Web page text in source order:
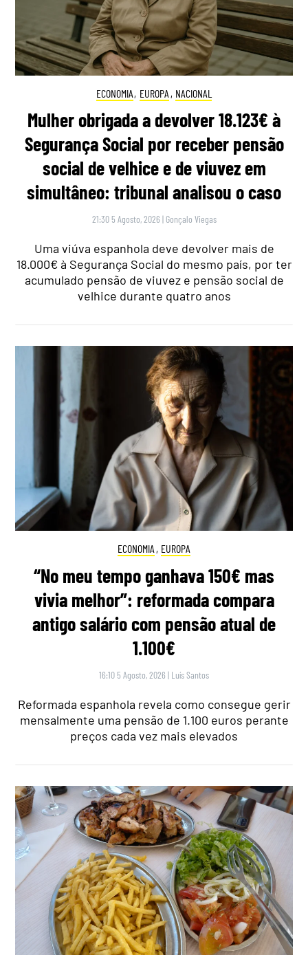
ECONOMIA, EUROPA , NACIONAL
Mulher obrigada a devolver 18.123€ à
Segurança Social por receber pensão
social de velhice e de viuvez em
simultâneo: tribunal analisou o caso
21:30 5 Agosto, 2026 | Gonçalo Viegas
Uma viúva espanhola deve devolver mais de
18.000€ à Segurança Social do mesmo país, por ter
acumulado pensão de viuvez e pensão social de
velhice durante quatro anos
ECONOMIA , EUROPA
“No meu tempo ganhava 150€ mas
vivia melhor”: reformada compara
antigo salário com pensão atual de
1.100€
16:10 5 Agosto, 2026 | Luís Santos
Reformada espanhola revela como consegue gerir
mensalmente uma pensão de 1.100 euros perante
preços cada vez mais elevados